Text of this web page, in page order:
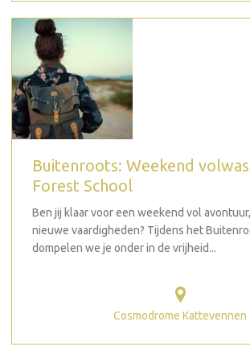
Buitenroots: Weekend
Forest School
Ben jij klaar voor een weekend vol
nieuwe vaardigheden? Tijdens het
dompelen we je onder in de vrijheid...
Cosmodrome Kattevennen